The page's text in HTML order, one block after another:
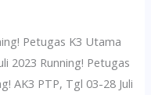
Petugas K3 Utama
2023 Running! Petugas
AK3 PTP, Tgl 03-28 Juli